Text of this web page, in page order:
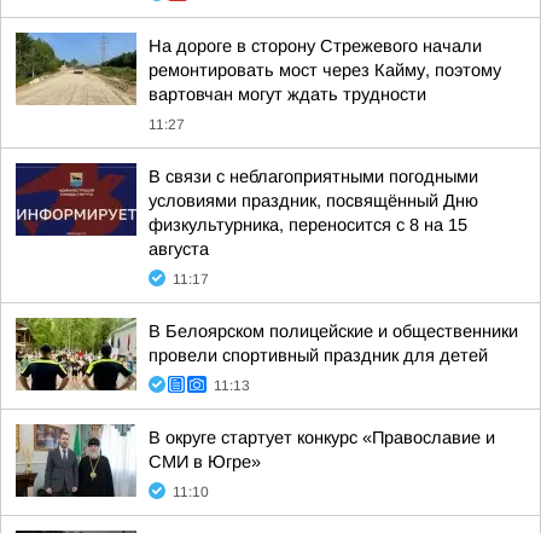
На дороге в сторону Стрежевого начали
ремонтировать мост через Кайму, поэтому
вартовчан могут ждать трудности
11:27
В связи с неблагоприятными погодными
условиями праздник, посвящённый Дню
физкультурника, переносится с 8 на 15
августа
11:17
В Белоярском полицейские и общественники
провели спортивный праздник для детей
11:13
В округе стартует конкурс «Православие и
СМИ в Югре»
11:10